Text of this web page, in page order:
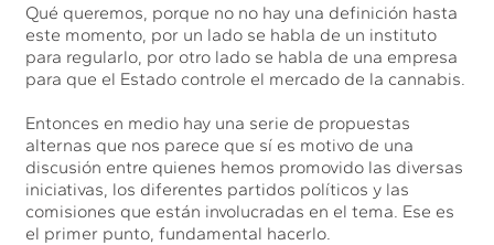
Qué queremos, porque no no hay una definición hasta
este momento, por un lado se habla de un instituto
para regularlo, por otro lado se habla de una empresa
para que el Estado controle el mercado de la cannabis.
Entonces en medio hay una serie de propuestas
alternas que nos parece que sí es motivo de una
discusión entre quienes hemos promovido las diversas
iniciativas, los diferentes partidos políticos y las
comisiones que están involucradas en el tema. Ese es
el primer punto, fundamental hacerlo.